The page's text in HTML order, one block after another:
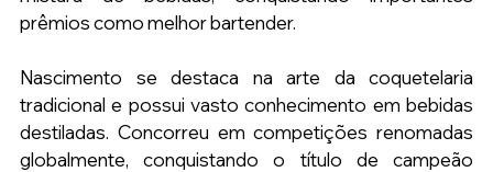
prêmios como melhor bartender.
Nascimento se destaca na arte da coquetelaria
tradicional e possui vasto conhecimento em bebidas
destiladas. Concorreu em competições renomadas
globalmente, conquistando o título de campeão